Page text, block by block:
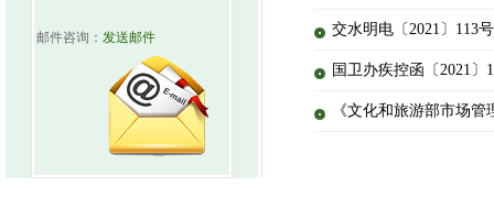
邮件咨询： 发送邮件 交水明电〔2021〕113
国卫办疾控函〔2021
《文化和旅游部市场